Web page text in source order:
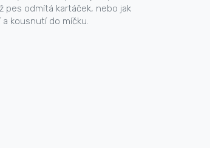
pes odmítá kartáček, nebo jak
kousnutí do míčku.